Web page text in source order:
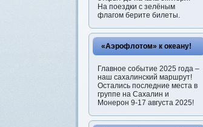
На поездки с зелёным
флагом берите билеты.
«Аэрофлотом» к океану!
Главное событие 2025 года –
наш сахалинский маршрут!
Остались последние места в
группе на Сахалин и
Монерон 9-17 августа 2025!